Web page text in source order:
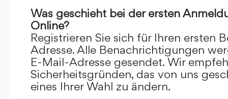
Was geschieht bei der ersten
Online?
Registrieren Sie sich für Ihren ersten
Adresse. Alle Benachrichtigungen
E-Mail-Adresse gesendet. Wir
Sicherheitsgründen, das von uns
eines Ihrer Wahl zu ändern.